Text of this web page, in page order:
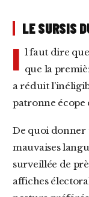
LE SURSIS
I l faut dire
que la
a réduit
patronne écope
De quoi donner une touche de modernité technologique à la panoplie souverainiste. Déjà, les
mauvaises
surveillée de
affiches